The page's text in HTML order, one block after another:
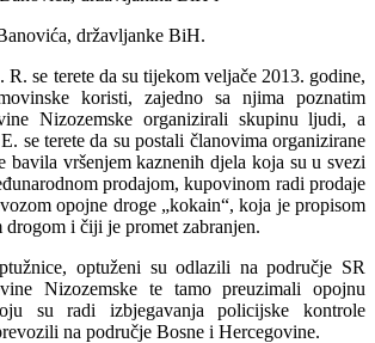
državljanke BiH.
se terete da su tijekom veljače 2013. godine,
koristi, zajedno sa njima poznatim
Nizozemske organizirali skupinu ljudi, a
se terete da su postali članovima organizirane
bavila vršenjem kaznenih djela koja su u svezi
prodajom, kupovinom radi prodaje
opojne droge „kokain“, koja je propisom
drogom i čiji je promet zabranjen.
optuženi su odlazili na područje SR
Nizozemske te tamo preuzimali opojnu
su radi izbjegavanja policijske kontrole
na područje Bosne i Hercegovine.